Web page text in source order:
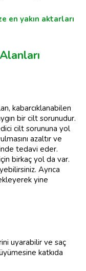
en yakın aktarları
kabarcıklanabilen
bir cilt sorunudur.
cilt sorununa yol
azaltır ve
tedavi eder.
birkaç yol da var.
Ayrıca
yine
uyarabilir ve saç
katkıda